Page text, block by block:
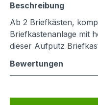
Beschreibung
Ab 2 Briefkästen,
Briefkastenanlage mit
dieser Aufputz
Bewertungen